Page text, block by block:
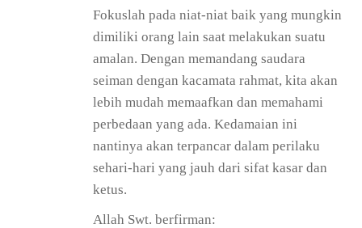
Fokuslah pada niat-niat baik yang mungkin
dimiliki orang lain saat melakukan suatu
amalan. Dengan memandang saudara
seiman dengan kacamata rahmat, kita akan
lebih mudah memaafkan dan memahami
perbedaan yang ada. Kedamaian ini
nantinya akan terpancar dalam perilaku
sehari-hari yang jauh dari sifat kasar dan
ketus.
Allah Swt. berfirman: